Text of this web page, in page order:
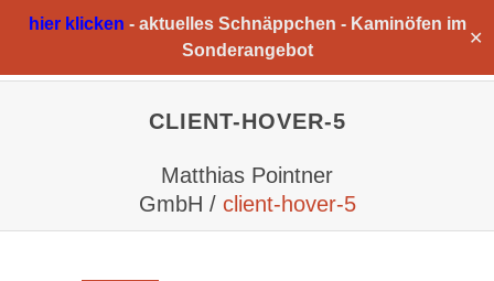
hier klicken - aktuelles Schnäppchen - Kaminöfen im
Sonderangebot
✕
CLIENT-HOVER-5
Matthias Pointner
GmbH / client-hover-5